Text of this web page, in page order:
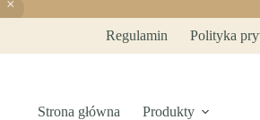
Regulamin Polityka
Strona główna Produkty